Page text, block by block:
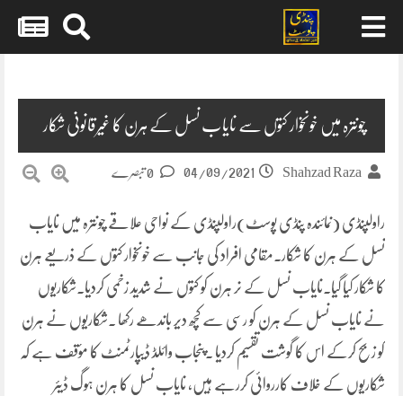
چونترہ میں خونخوار کتوں سے نایاب نسل کے ہرن کا غیرقانونی شکار
Shahzad Raza
04/09/2021
راولپنڈی (نمائندہ پنڈی پوسٹ)راولپنڈی کے نواحی علاقے چونترہ میں نایاب
نسل کے ہرن کا شکار.مقامی افراد کی جانب سے خونخوار کتوں کے ذریعے ہرن
کا شکار کیا گیا.نایاب نسل کے نر ہرن کو کتوں نے شدید زخمی کردیا.شکاریوں
نے نایاب نسل کے ہرن کو رسی سے کچھ دیر باندھے رکھا .شکاریوں نے ہرن
کو زبح کرکے اس کا گوشت تقسیم کردیا .پنجاب وائلڈ ڈیپارٹمنٹ کا مؤقف ہے کہ
شکاریوں کے خلاف کارروائی کررہے ہیں، نایاب نسل کا ہرن ہوگ ڈیئر